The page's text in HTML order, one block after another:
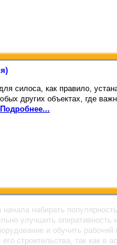
силоса, как правило,
других объектах, где
Подробнее...
набирать
улучшить
и обучить
строительства, так как